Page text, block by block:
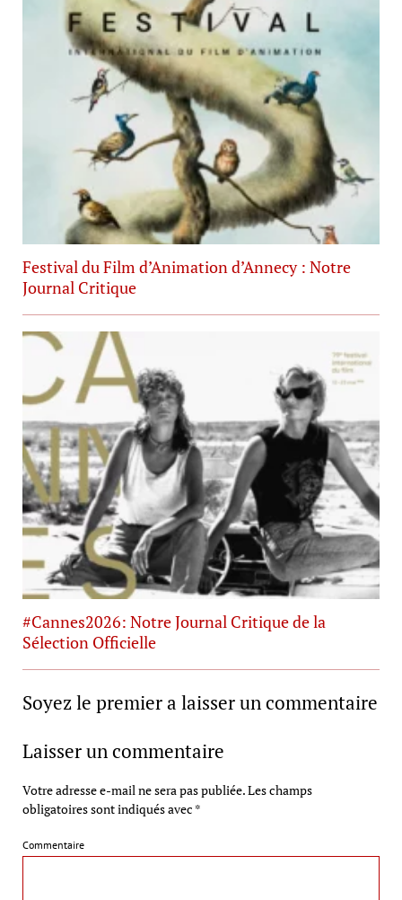
Festival du Film d’Animation d’Annecy : Notre
Journal Critique
#Cannes2026: Notre Journal Critique de la
Sélection Officielle
Soyez le premier a laisser un commentaire
Laisser un commentaire
Votre adresse e-mail ne sera pas publiée.Les champs
obligatoires sont indiqués avec *
Commentaire